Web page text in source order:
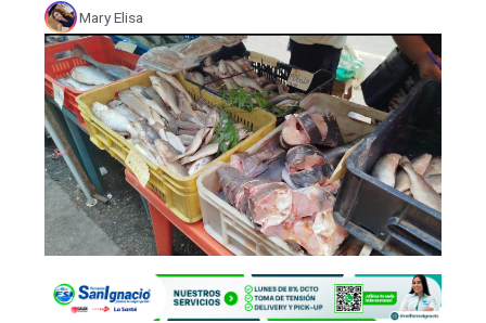
Mary Elisa